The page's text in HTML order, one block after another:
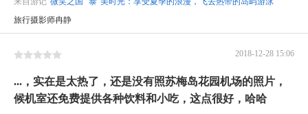
旅行摄影师冉静
2018-12-28 15:06
...，实在是太热了，还是没有照苏梅岛花园机场的照片，
候机室还免费提供各种饮料和小吃，这点很好，哈哈